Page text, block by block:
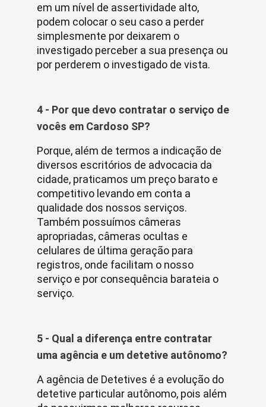
em um nível de assertividade alto,
podem colocar o seu caso a perder
simplesmente por deixarem o
investigado perceber a sua presença ou
por perderem o investigado de vista.
4 - Por que devo contratar o serviço de
vocês em Cardoso SP?
Porque, além de termos a indicação de
diversos escritórios de advocacia da
cidade, praticamos um preço barato e
competitivo levando em conta a
qualidade dos nossos serviços.
Também possuímos câmeras
apropriadas, câmeras ocultas e
celulares de última geração para
registros, onde facilitam o nosso
serviço e por consequência barateia o
serviço.
5 - Qual a diferença entre contratar
uma agência e um detetive autônomo?
A agência de Detetives é a evolução do
detetive particular autônomo, pois além